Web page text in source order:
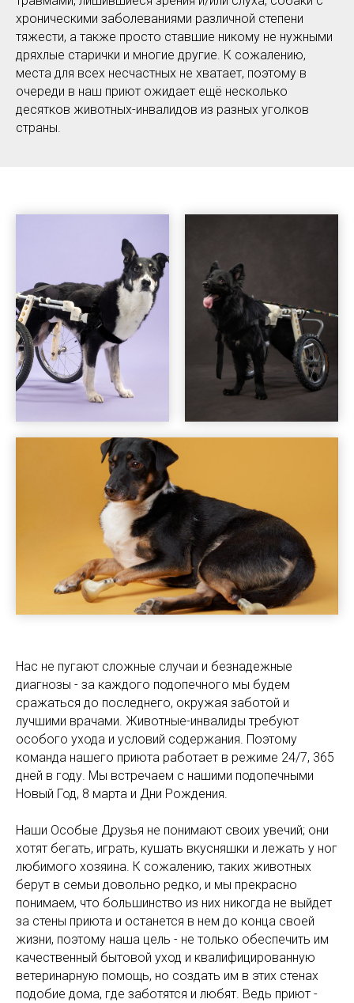
хроническими заболеваниями различной степени
тяжести, а также просто ставшие никому не нужными
дряхлые старички и многие другие. К сожалению,
места для всех несчастных не хватает, поэтому в
очереди в наш приют ожидает ещё несколько
десятков животных-инвалидов из разных уголков
страны.
Нас не пугают сложные случаи и безнадежные
диагнозы - за каждого подопечного мы будем
сражаться до последнего, окружая заботой и
лучшими врачами. Животные-инвалиды требуют
особого ухода и условий содержания. Поэтому
команда нашего приюта работает в режиме 24/7, 365
дней в году. Мы встречаем с нашими подопечными
Новый Год, 8 марта и Дни Рождения.
Наши Особые Друзья не понимают своих увечий; они
хотят бегать, играть, кушать вкусняшки и лежать у ног
любимого хозяина. К сожалению, таких животных
берут в семьи довольно редко, и мы прекрасно
понимаем, что большинство из них никогда не выйдет
за стены приюта и останется в нем до конца своей
жизни, поэтому наша цель - не только обеспечить им
качественный бытовой уход и квалифицированную
ветеринарную помощь, но создать им в этих стенах
подобие дома, где заботятся и любят. Ведь приют -